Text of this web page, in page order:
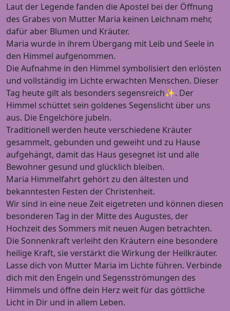
Laut der Legende fanden die Apostel bei der Öffnung
des Grabes von Mutter Maria keinen Leichnam mehr,
dafür aber Blumen und Kräuter.
Maria wurde in ihrem Übergang mit Leib und Seele in
den Himmel aufgenommen.
Die Aufnahme in den Himmel symbolisiert den erlösten
und vollständig im Lichte erwachten Menschen. Dieser
Tag heute gilt als besonders segensreich✨. Der
Himmel schüttet sein goldenes Segenslicht über uns
aus. Die Engelchöre jubeln.
Traditionell werden heute verschiedene Kräuter
gesammelt, gebunden und geweiht und zu Hause
aufgehängt, damit das Haus gesegnet ist und alle
Bewohner gesund und glücklich bleiben.
Maria Himmelfahrt gehört zu den ältesten und
bekanntesten Festen der Christenheit.
Wir sind in eine neue Zeit eigetreten und können diesen
besonderen Tag in der Mitte des Augustes, der
Hochzeit des Sommers mit neuen Augen betrachten.
Die Sonnenkraft verleiht den Kräutern eine besondere
heilige Kraft, sie verstärkt die Wirkung der Heilkräuter.
Lasse dich von Mutter Maria im Lichte führen. Verbinde
dich mit den Engeln und Segensströmungen des
Himmels und öffne dein Herz weit für das göttliche
Licht in Dir und in allem Leben.